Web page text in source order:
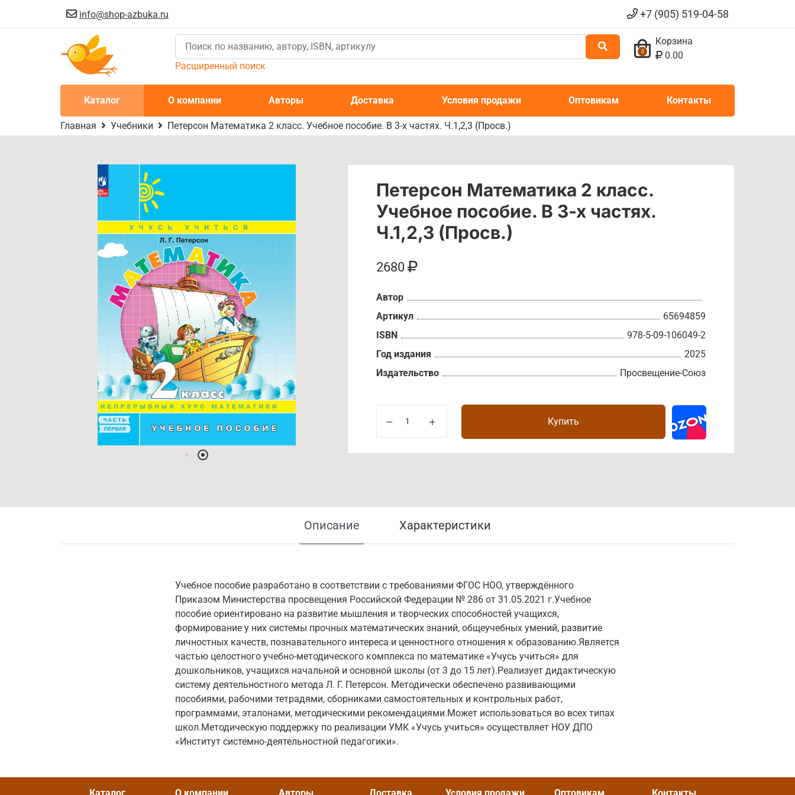
info@shop-azbuka.ru +7 (905) 519-04-58
Расширенный поиск
0
Корзина
0.00
Каталог О компании Авторы Доставка Условия продажи Оптовикам Контакты
Главная Учебники Петерсон Математика 2 класс. Учебное пособие. В 3-х частях. Ч.1,2,3 (Просв.)
Петерсон Математика 2 класс.
Учебное пособие. В 3-х частях.
Ч.1,2,3 (Просв.)
2680
Автор
Артикул
65694859
ISBN
978-5-09-106049-2
Год издания
2025
Издательство
Просвещение-Союз
Купить
Описание Характеристики
Учебное пособие разработано в соответствии с требованиями ФГОС НОО, утверждённого
Приказом Министерства просвещения Российской Федерации № 286 от 31.05.2021 г.Учебное
пособие ориентировано на развитие мышления и творческих способностей учащихся,
формирование у них системы прочных математических знаний, общеучебных умений, развитие
личностных качеств, познавательного интереса и ценностного отношения к образованию.Является
частью целостного учебно-методического комплекса по математике «Учусь учиться» для
дошкольников, учащихся начальной и основной школы (от 3 до 15 лет).Реализует дидактическую
систему деятельностного метода Л. Г. Петерсон. Методически обеспечено развивающими
пособиями, рабочими тетрадями, сборниками самостоятельных и контрольных работ,
программами, эталонами, методическими рекомендациями.Может использоваться во всех типах
школ.Методическую поддержку по реализации УМК «Учусь учиться» осуществляет НОУ ДПО
«Институт системно-деятельностной педагогики».